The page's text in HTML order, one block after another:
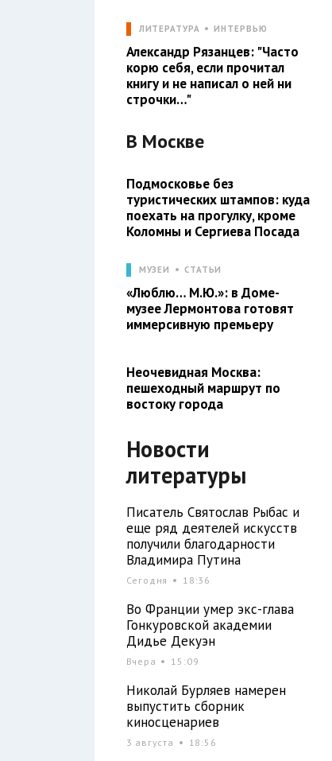
ЛИТЕРАТУРА ИНТЕРВЬЮ
Александр Рязанцев: "Часто
корю себя, если прочитал
книгу и не написал о ней ни
строчки…"
В Москве
Подмосковье без
туристических штампов: куда
поехать на прогулку, кроме
Коломны и Сергиева Посада
МУЗЕИ СТАТЬИ
«Люблю… М.Ю.»: в Доме-
музее Лермонтова готовят
иммерсивную премьеру
Неочевидная Москва:
пешеходный маршрут по
востоку города
Новости
литературы
Писатель Святослав Рыбас и
еще ряд деятелей искусств
получили благодарности
Владимира Путина
Сегодня 18:36
Во Франции умер экс-глава
Гонкуровской академии
Дидье Декуэн
Вчера 15:09
Николай Бурляев намерен
выпустить сборник
киносценариев
3 августа 18:56